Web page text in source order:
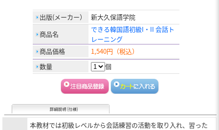
出版(メーカー）
新大久保語学院
商品名
できる韓国語初級I・II 会話ト
レーニング
商品価格
1,540円（税込）
数量
個
本教材では初級レベルから会話練習の活動を取り入れ、習った